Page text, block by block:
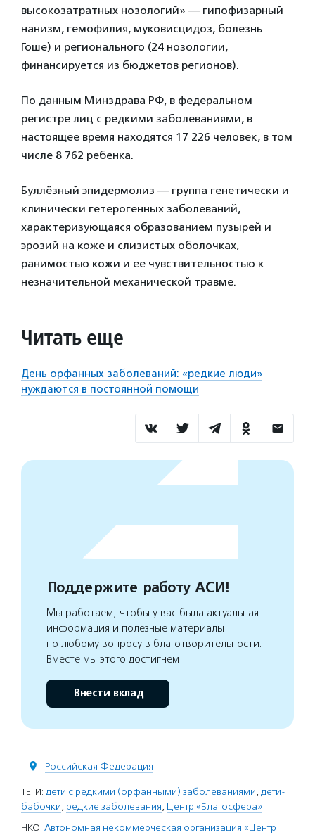
высокозатратных нозологий» — гипофизарный
нанизм, гемофилия, муковисцидоз, болезнь
Гоше) и регионального (24 нозологии,
финансируется из бюджетов регионов).
По данным Минздрава РФ, в федеральном
регистре лиц с редкими заболеваниями, в
настоящее время находятся 17 226 человек, в том
числе 8 762 ребенка.
Буллёзный эпидермолиз — группа генетически и
клинически гетерогенных заболеваний,
характеризующаяся образованием пузырей и
эрозий на коже и слизистых оболочках,
ранимостью кожи и ее чувствительностью к
незначительной механической травме.
Читать еще
День орфанных заболеваний: «редкие люди»
нуждаются в постоянной помощи
Поддержите работу АСИ!
Мы работаем, чтобы у вас была актуальная
информация и полезные материалы
по любому вопросу в благотворительности.
Вместе мы этого достигнем
Внести вклад
Российская Федерация
ТЕГИ: дети с редкими (орфанными) заболеваниями, дети-
бабочки, редкие заболевания, Центр «Благосфера»
НКО: Автономная некоммерческая организация «Центр